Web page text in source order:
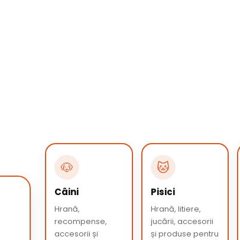
🐶
Câini
Hrană,
recompense,
accesorii și
🐱
Pisici
Hrană, litiere,
jucării, accesorii
și produse pentru